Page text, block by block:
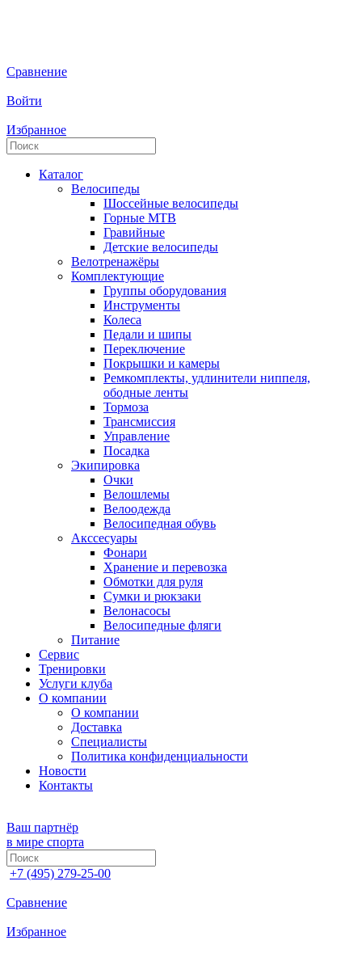
Сравнение
Войти
Избранное
Каталог
Велосипеды
Шоссейные велосипеды
Горные МTB
Гравийные
Детские велосипеды
Велотренажёры
Комплектующие
Группы оборудования
Инструменты
Колеса
Педали и шипы
Переключение
Покрышки и камеры
Ремкомплекты, удлинители ниппеля,
ободные ленты
Тормоза
Трансмиссия
Управление
Посадка
Экипировка
Очки
Велошлемы
Велоодежда
Велосипедная обувь
Акссесуары
Фонари
Хранение и перевозка
Обмотки для руля
Сумки и рюкзаки
Велонасосы
Велосипедные фляги
Питание
Сервис
Тренировки
Услуги клуба
О компании
О компании
Доставка
Специалисты
Политика конфиденциальности
Новости
Контакты
Ваш партнёр
в мире спорта
+7 (495) 279-25-00
Сравнение
Избранное